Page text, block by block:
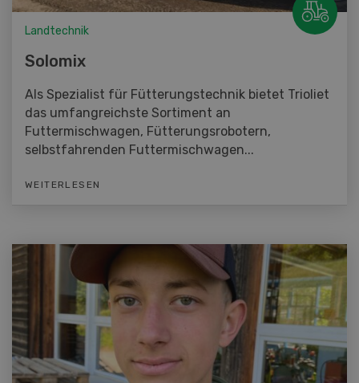
Landtechnik
Solomix
Als Spezialist für Fütterungstechnik bietet Trioliet
das umfangreichste Sortiment an
Futtermischwagen, Fütterungsrobotern,
selbstfahrenden Futtermischwagen...
WEITERLESEN